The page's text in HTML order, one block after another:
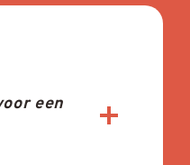
een